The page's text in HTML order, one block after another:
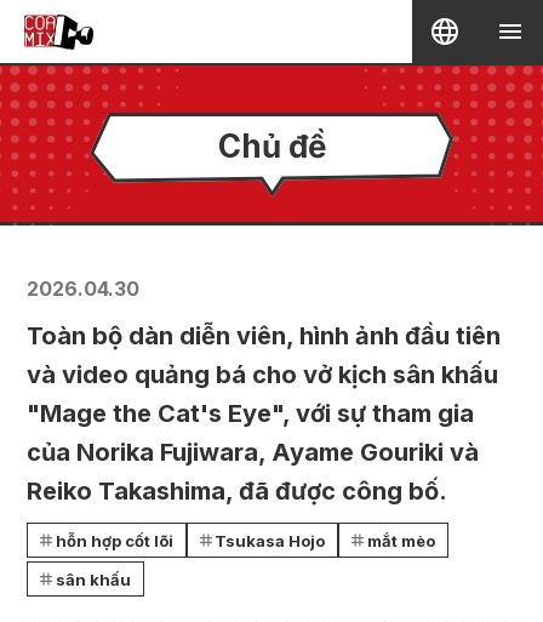
Chủ đề
2026.04.30
Toàn bộ dàn diễn viên, hình ảnh đầu tiên
và video quảng bá cho vở kịch sân khấu
"Mage the Cat's Eye", với sự tham gia
của Norika Fujiwara, Ayame Gouriki và
Reiko Takashima, đã được công bố.
hỗn hợp cốt lõi Tsukasa Hojo
mắt mèo
sân khấu